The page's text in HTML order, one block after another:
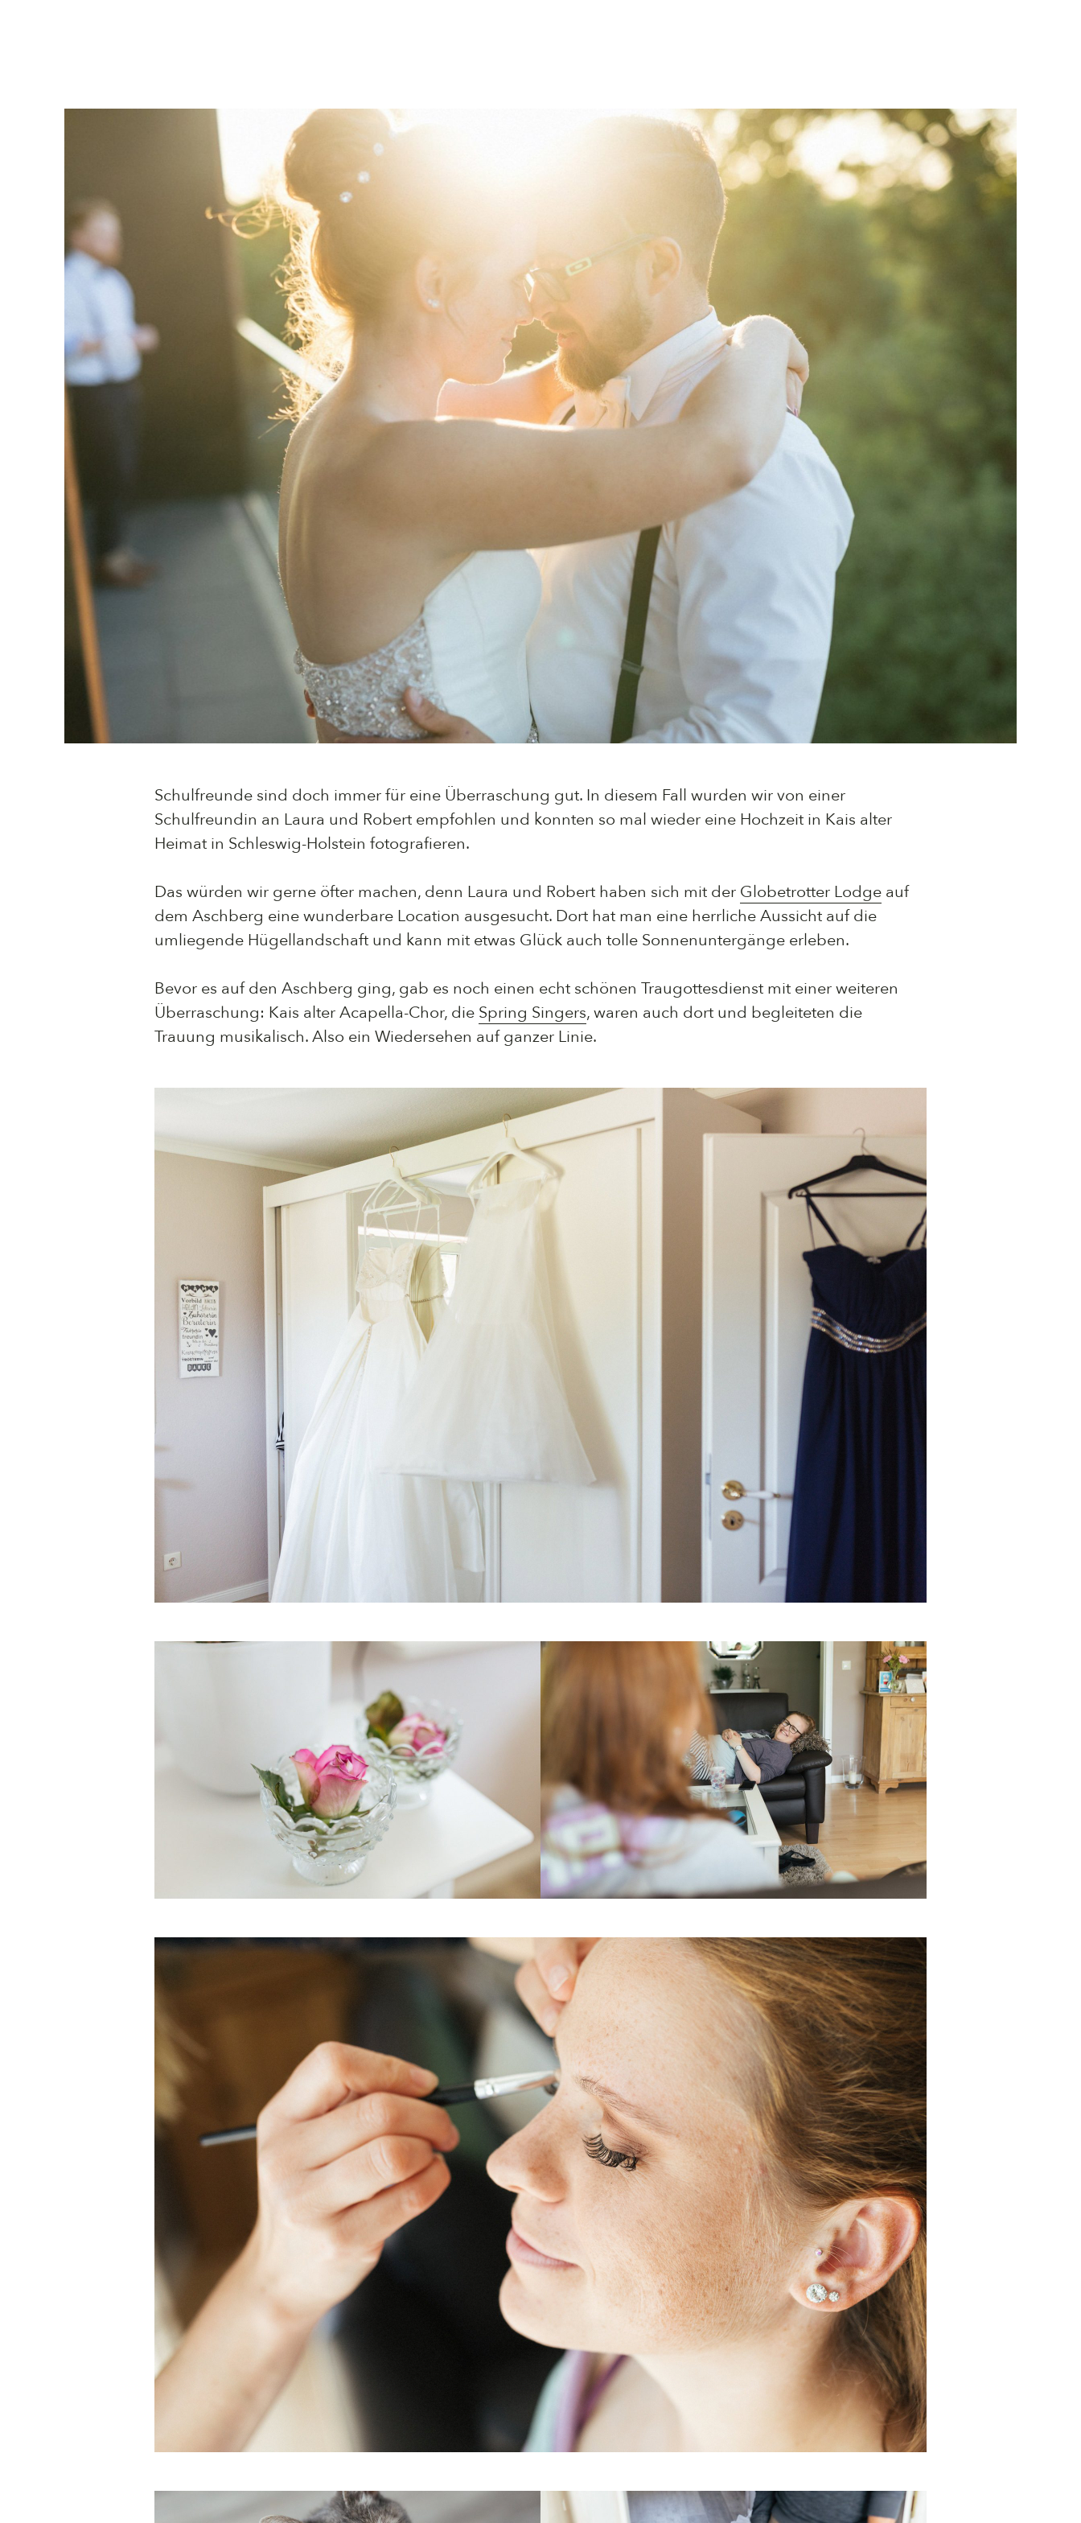
Schulfreunde sind doch immer für eine Überraschung gut. In diesem Fall wurden wir von einer
Schulfreundin an Laura und Robert empfohlen und konnten so mal wieder eine Hochzeit in Kais alter
Heimat in Schleswig-Holstein fotografieren.
Das würden wir gerne öfter machen, denn Laura und Robert haben sich mit der Globetrotter Lodge auf
dem Aschberg eine wunderbare Location ausgesucht. Dort hat man eine herrliche Aussicht auf die
umliegende Hügellandschaft und kann mit etwas Glück auch tolle Sonnenuntergänge erleben.
Bevor es auf den Aschberg ging, gab es noch einen echt schönen Traugottesdienst mit einer weiteren
Überraschung: Kais alter Acapella-Chor, die Spring Singers, waren auch dort und begleiteten die
Trauung musikalisch. Also ein Wiedersehen auf ganzer Linie.